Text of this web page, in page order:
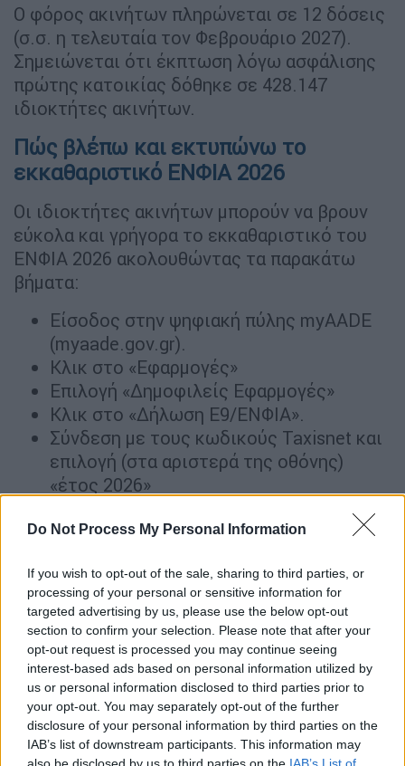
Do Not Process My Personal Information
If you wish to opt-out of the sale, sharing to third parties, or
processing of your personal or sensitive information for
targeted advertising by us, please use the below opt-out
section to confirm your selection. Please note that after your
opt-out request is processed you may continue seeing
interest-based ads based on personal information utilized by
us or personal information disclosed to third parties prior to
your opt-out. You may separately opt-out of the further
disclosure of your personal information by third parties on the
IAB’s list of downstream participants. This information may
also be disclosed by us to third parties on the IAB’s List of
Ο φόρος ακινήτων πληρώνεται σε 12 δόσεις
(σ.σ. η τελευταία τον Φεβρουάριο 2027).
Σημειώνεται ότι έκπτωση λόγω ασφάλισης
πρώτης κατοικίας δόθηκε σε 428.147
ιδιοκτήτες ακινήτων.
Πώς βλέπω και εκτυπώνω το
εκκαθαριστικό ΕΝΦΙΑ 2026
Οι ιδιοκτήτες ακινήτων μπορούν να βρουν
εύκολα και γρήγορα το εκκαθαριστικό του
ΕΝΦΙΑ 2026 ακολουθώντας τα παρακάτω
βήματα:
Είσοδος στην ψηφιακή πύλης myAADE
(myaade.gov.gr).
Κλικ στο «Εφαρμογές»
Επιλογή «Δημοφιλείς Εφαρμογές»
Κλικ στο «Δήλωση Ε9/ΕΝΦΙΑ».
Σύνδεση με τους κωδικούς Taxisnet και
επιλογή (στα αριστερά της οθόνης)
«έτος 2026»
Για εκτύπωση, κλικ στο κάτω μέρος του
εκκαθαριστικού τελευταίας εκκαθάρισης για
το έτος 2026 (σε αρχείο.pdf)».
Προσοχή! Στην εφαρμογή myAADEapp για
κινητά τηλέφωνα, κλικ στην ενότητα
myWallet, όπου υπάρχει διαθέσιμη η επιλογή
για λήψη του εκκαθαριστικού ΕΝΦΙΑ 2026.
Πώς πληρώνω